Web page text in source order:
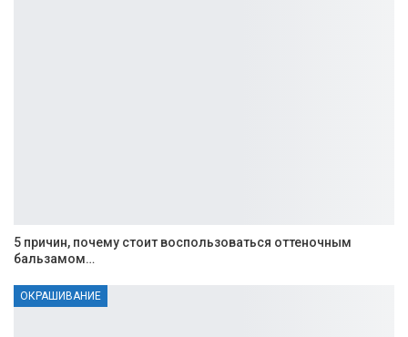
5 причин, почему стоит воспользоваться оттеночным
бальзамом…
ОКРАШИВАНИЕ